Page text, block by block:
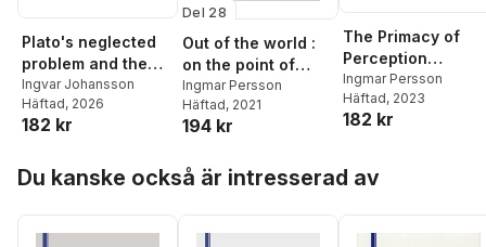
Plato's neglected
problem and the
property view of
numbers : back to
Euclid with some
Ingvar Johansson
Häftad, 2026
182 kr
Del 28
Out of the world :
on the point of
doing philosophy
Ingmar Persson
Häftad, 2021
194 kr
The Primacy of
Perception
Revisited
Ingmar Persson
Häftad, 2023
182 kr
Du kanske också är intresserad av